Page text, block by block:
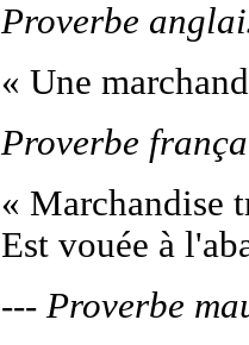
Proverbe
« Une
Proverbe
« Marchandise
Est vouée à
--- Proverbe